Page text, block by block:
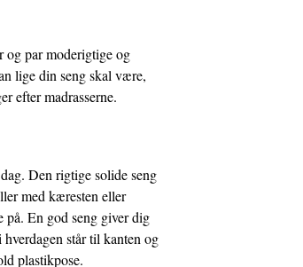
og par moderigtige og
lige din seng skal være,
efter madrasserne.
Den rigtige solide seng
med kæresten eller
på. En god seng giver dig
står til kanten og
plastikpose.